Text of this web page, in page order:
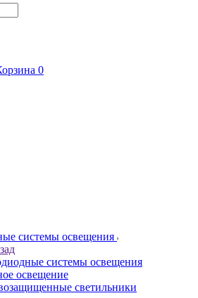
0
системы освещения
системы освещения
освещение
светильники